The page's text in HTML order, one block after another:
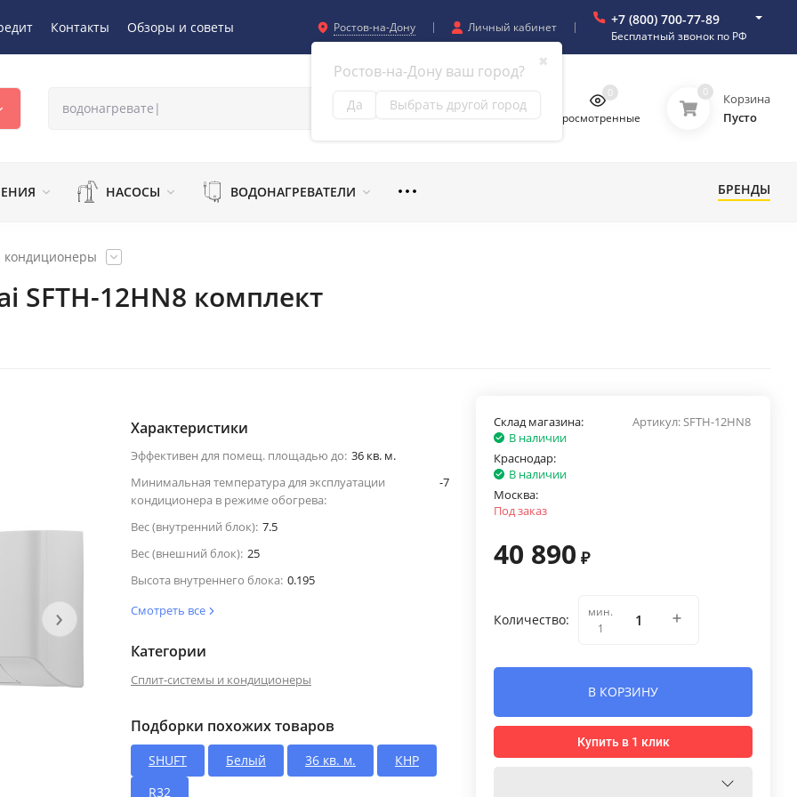
Контакты Обзоры и советы Ростов-на-Дону
✖
Ростов-на-Дону ваш город?
Да Выбрать другой город
Личный кабинет +7 (800) 700-77-89
Бесплатный звонок по РФ
Просмотренные
0 0
Корзина
Пусто
НАСОСЫ ВОДОНАГРЕВАТЕЛИ БРЕНДЫ
кондиционеры
SFTH-12HN8 комплект
›
Характеристики
Эффективен для помещ. площадью до: 36 кв. м.
Минимальная температура для эксплуатации
кондиционера в режиме обогрева:
-7
Вес (внутренний блок): 7.5
Вес (внешний блок): 25
Высота внутреннего блока: 0.195
Смотреть все
Категории
Сплит-системы и кондиционеры
Подборки похожих товаров
SHUFT Белый 36 кв. м.
КНР
R32
Артикул:SFTH-12HN8
Склад магазина:
В наличии
Краснодар:
В наличии
Москва:
Под заказ
40 890 ₽
Количество:
мин.
1
В КОРЗИНУ
Купить в 1 клик